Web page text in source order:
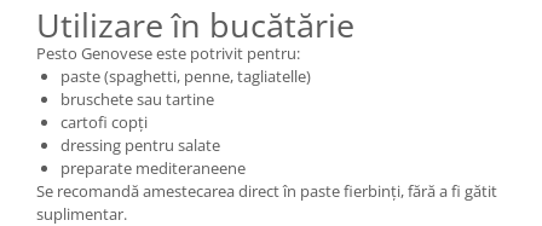
Utilizare în bucătărie
Pesto Genovese este potrivit pentru:
paste (spaghetti, penne, tagliatelle)
bruschete sau tartine
cartofi copți
dressing pentru salate
preparate mediteraneene
Se recomandă amestecarea direct în paste fierbinți, fără a fi gătit
suplimentar.